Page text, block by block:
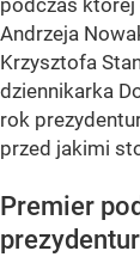
Andrzeja
Krzysztofa
dziennikarka
rok
przed jakimi
Premier